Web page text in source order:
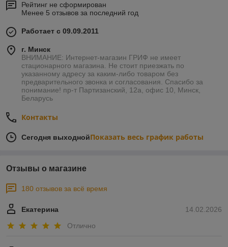
Рейтинг не сформирован
Менее 5 отзывов за последний год
Работает с 09.09.2011
г. Минск
ВНИМАНИЕ: Интернет-магазин ГРИФ не имеет
стационарного магазина. Не стоит приезжать по
указанному адресу за каким-либо товаром без
предварительного звонка и согласования. Спасибо за
понимание! пр-т Партизанский, 12а, офис 10, Минск,
Беларусь
Контакты
Сегодня выходнойПоказать весь график работы
Отзывы о магазине
180 отзывов за всё время
14.02.2026
Екатерина
Отлично